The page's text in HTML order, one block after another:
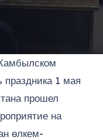
праздника 1 мая
прошел
на
өлкем-